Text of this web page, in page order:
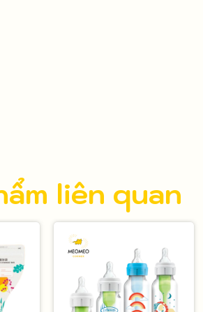
liên quan